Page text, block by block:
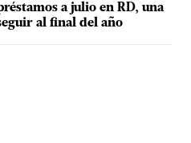
a julio en RD, una
al final del año